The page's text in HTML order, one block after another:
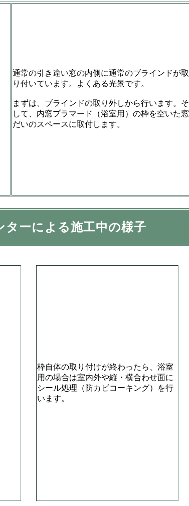
通常の引き違い窓の内側に通常のブラインドが取
り付いています。よくある光景です。
まずは、ブラインドの取り外しから行います。そ
して、内窓プラマード（浴室用）の枠を空いた窓
だいのスペースに取付します。
ーによる施工中の様子
枠自体の取り付けが終わったら、浴室
用の場合は室内外や縦・横合わせ面に
シール処理（防カビコーキング）を行
います。